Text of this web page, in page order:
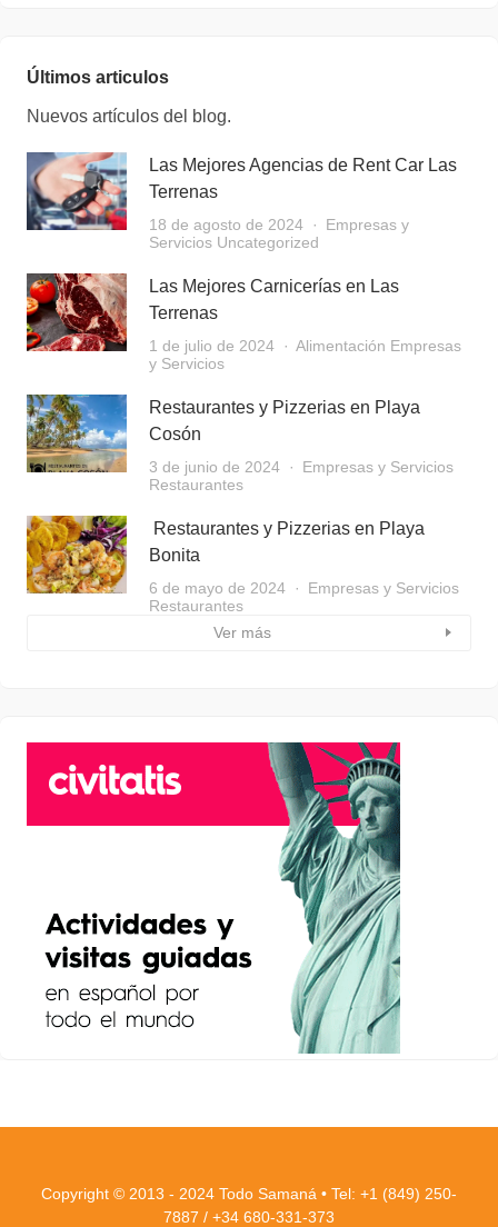
Últimos articulos
Nuevos artículos del blog.
Las Mejores Agencias de Rent Car Las
Terrenas
18 de agosto de 2024
Empresas y
Servicios Uncategorized
Las Mejores Carnicerías en Las
Terrenas
1 de julio de 2024 Alimentación Empresas
y Servicios
Restaurantes y Pizzerias en Playa
Cosón
3 de junio de 2024
Empresas y Servicios
Restaurantes
Restaurantes y Pizzerias en Playa
Bonita
6 de mayo de 2024
Empresas y Servicios
Restaurantes
Ver más
Copyright © 2013 - 2024 Todo Samaná • Tel: +1 (849) 250-
7887 / +34 680-331-373